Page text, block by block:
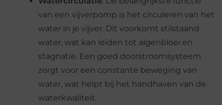
van een vijverpomp is het circuleren van het
water in je vijver. Dit voorkomt stilstaand
water, wat kan leiden tot algenbloei en
stagnatie. Een goed doorstroomsysteem
zorgt voor een constante beweging van
water, wat helpt bij het handhaven van de
waterkwaliteit.